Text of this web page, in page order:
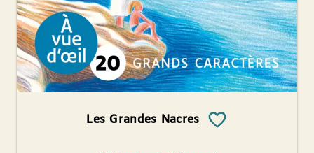
Les Grandes Nacres